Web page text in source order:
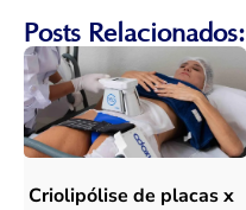
Posts Relacionados:
Criolipólise de placas x